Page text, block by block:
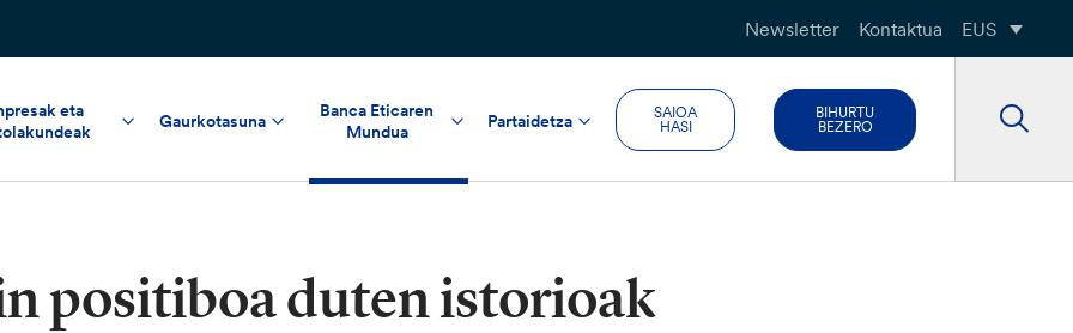
Newsletter Kontaktua EUS
eta
Gaurkotasuna
Banca Eticaren
Mundua
Partaidetza
SAIOA
HASI
BIHURTU
BEZERO
positiboa duten istorioak